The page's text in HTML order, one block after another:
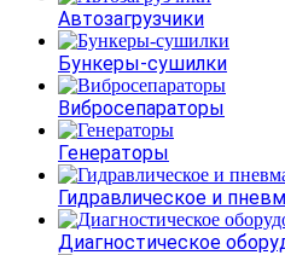
Автозагрузчики
Бункеры-сушилки
Вибросепараторы
Генераторы
Гидравлическое и
Диагностическое